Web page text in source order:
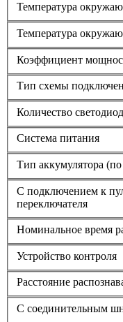
Температура
Температура
Коэффициент
Тип схемы
Количество
Система питания
Тип аккумулятора
С подключением к
переключателя
Номинальное время
Устройство контроля
Расстояние
С соединительным